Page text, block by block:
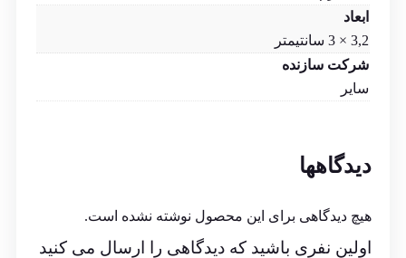
ابعاد
3,2 × 3 سانتیمتر
شرکت سازنده
سایر
دیدگاهها
هیچ دیدگاهی برای این محصول نوشته نشده است.
اولین نفری باشید که دیدگاهی را ارسال می کنید